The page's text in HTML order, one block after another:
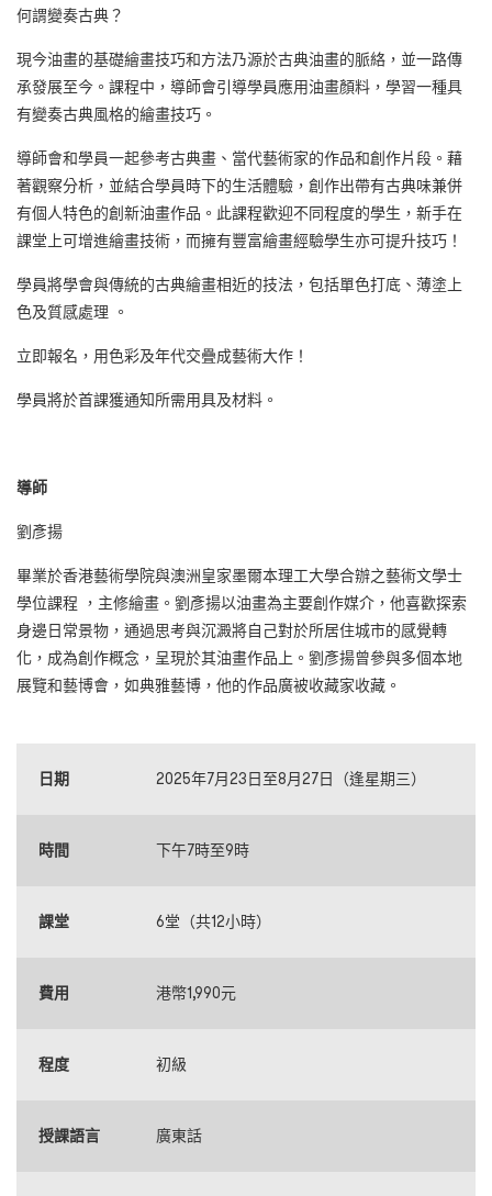
何謂變奏古典？
現今油畫的基礎繪畫技巧和方法乃源於古典油畫的脈絡，並一路傳
承發展至今。課程中，導師會引導學員應用油畫顏料，學習一種具
有變奏古典風格的繪畫技巧。
導師會和學員一起參考古典畫、當代藝術家的作品和創作片段。藉
著觀察分析，並結合學員時下的生活體驗，創作出帶有古典味兼併
有個人特色的創新油畫作品。此課程歡迎不同程度的學生，新手在
課堂上可增進繪畫技術，而擁有豐富繪畫經驗學生亦可提升技巧！
學員將學會與傳統的古典繪畫相近的技法，包括單色打底、薄塗上
色及質感處理 。
立即報名，用色彩及年代交疊成藝術大作！
學員將於首課獲通知所需用具及材料。
導師
劉彥揚
畢業於香港藝術學院與澳洲皇家墨爾本理工大學合辦之藝術文學士
學位課程 ，主修繪畫。劉彥揚以油畫為主要創作媒介，他喜歡探索
身邊日常景物，通過思考與沉澱將自己對於所居住城市的感覺轉
化，成為創作概念，呈現於其油畫作品上。劉彥揚曾參與多個本地
展覽和藝博會，如典雅藝博，他的作品廣被收藏家收藏。
日期 2025年7月23日至8月27日（逢星期三）
時間 下午7時至9時
課堂 6堂（共12小時）
費用 港幣1,990元
程度 初級
授課語言 廣東話